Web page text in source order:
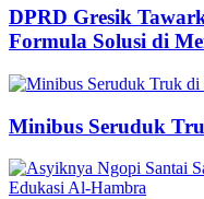
DPRD Gresik
Formula Solusi di
Minibus Seruduk